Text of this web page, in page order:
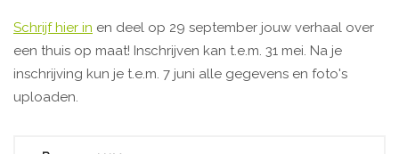
Schrijf hier in en deel op 29 september jouw verhaal over
een thuis op maat! Inschrijven kan t.e.m. 31 mei. Na je
inschrijving kun je t.e.m. 7 juni alle gegevens en foto's
uploaden.